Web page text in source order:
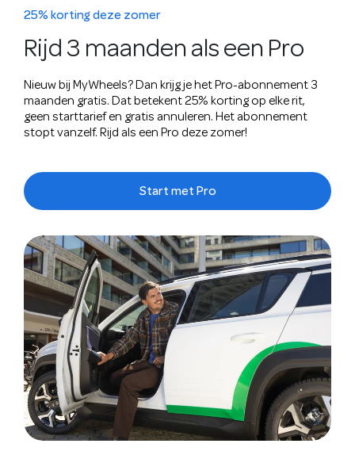
25% korting deze zomer
Rijd 3 maanden als een Pro
Nieuw bij MyWheels? Dan krijg je het Pro-abonnement 3
maanden gratis. Dat betekent 25% korting op elke rit,
geen starttarief en gratis annuleren. Het abonnement
stopt vanzelf. Rijd als een Pro deze zomer!
Start met Pro